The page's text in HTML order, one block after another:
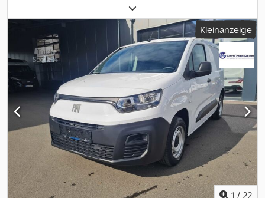
, Achsen-Konfiguration:
4.100 mm, Kraftstoff:Diesel, Farbe:Weiß, Fahrerkabine:
mechanisch, Anzahl der Gänge:6,
Emissionsklasse:
, Federung:Sonstige, Anzahl der Sitzplätze:
3, Gesamtlänge: 7.000 mm, Gesamtbreite: 2.150 mm, Gesamthöhe:
3.330 mm
, Laderaumlänge:4.190 mm, Laderaumbreite: 2.050 mm,
Laderaumhöhe:2.300 mm , Ausstattung:ABS, Apple
CarPlay, Bluetooth, Klimaanlage, Ladebordwand, Tempomat,
Traktionskontrolle, Zentralverriegelung, elektrisch verstellbarer
Spiegel, elektrische Fensterheberregelung, = Weitere Optionen
und Zubehör = - Beheizte Spiegel - Halogenlampe - Keiner -
Ladebordwand - Manuell - Radio/Kassette - Rückfahrkamera -
Stoff = Anmerkungen = Konfiguration: 4x2, Doppelbereifung,
Eigengewicht: 3015 kg, Bruttogewicht: 3500 kg, Art der Kabine:
Einzelkabine, Tempomat, Klimaanlage, Anzahl Airbags: 1,
Einparkhilfe: Keiner, Elektrische Fensterheber, Elektrische
Kleinanzeige
1 / 22